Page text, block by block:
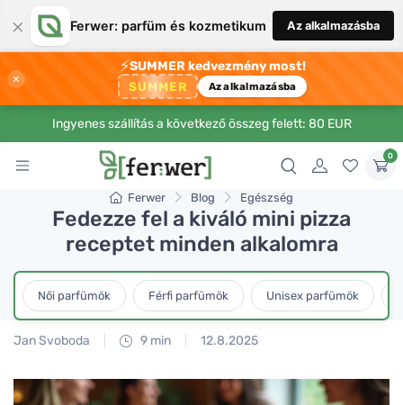
× Ferwer: parfüm és kozmetikum Az alkalmazásba
×
⚡SUMMER kedvezmény most!
SUMMER Az alkalmazásba
Ingyenes szállítás a következő összeg felett: 80 EUR
0
Ferwer Blog Egészség
Fedezze fel a kiváló mini pizza
receptet minden alkalomra
Női parfümök Férfi parfümök Unisex parfümök
Jan Svoboda 9 min 12.8.2025